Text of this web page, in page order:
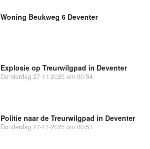
Woning Beukweg 6 Deventer
Explosie op Treurwilgpad in Deventer
Donderdag 27-11-2025 om 00:54
Politie naar de Treurwilgpad in Deventer
Donderdag 27-11-2025 om 00:51